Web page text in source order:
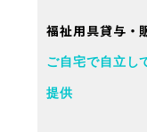
福祉用具貸与・
ご自宅で自立し
提供